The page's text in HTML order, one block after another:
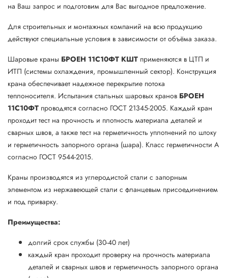
на Ваш запрос и подготовим для Вас выгодное предложение.
Для строительных и монтажных компаний на всю продукцию
действуют специальные условия в зависимости от объёма заказа.
Шаровые краны БРОЕН 11С10ФТ КШТ применяются в ЦТП и
ИТП (системы охлаждения, промышленный сектор). Конструкция
крана обеспечивает надежное перекрытие потока
теплоносителя. Испытания стальных шаровых кранов БРОЕН
11С10ФТ проводятся согласно ГОСТ 21345-2005. Каждый кран
проходит тест на прочность и плотность материала деталей и
сварных швов, а также тест на герметичность уплотнений по штоку
и герметичность запорного органа (шара). Класс герметичности А
согласно ГОСТ 9544-2015.
Краны производятся из углеродистой стали с запорным
элементом из нержавеющей стали с фланцевым присоединением
и под приварку.
Преимущества:
долгий срок службы (30-40 лет)
каждый кран проходит проверку на прочность материала
деталей и сварных швов и герметичность запорного органа